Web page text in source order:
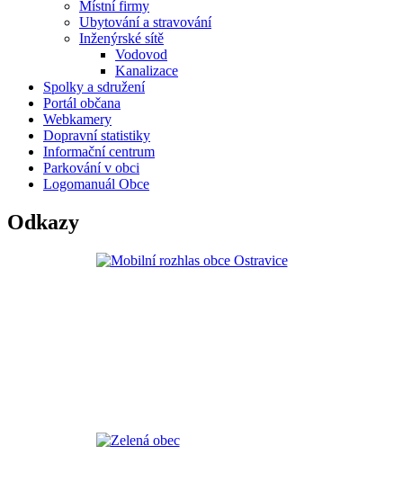
Místní firmy
Ubytování a stravování
Inženýrské sítě
Vodovod
Kanalizace
Spolky a sdružení
Portál občana
Webkamery
Dopravní statistiky
Informační centrum
Parkování v obci
Logomanuál Obce
Odkazy